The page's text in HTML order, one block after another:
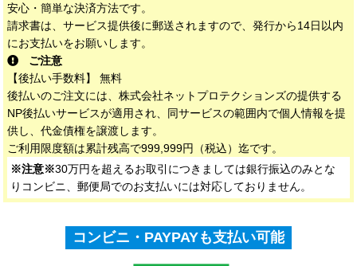
安心・簡単な決済方法です。
請求書は、サービス提供後に郵送されますので、発行から14日以内
にお支払いをお願いします。
ご注意
【後払い手数料】 無料
後払いのご注文には、株式会社ネットプロテクションズの提供する
NP後払いサービスが適用され、同サービスの範囲内で個人情報を提
供し、代金債権を譲渡します。
ご利用限度額は累計残高で999,999円（税込）迄です。
※注意※30万円を超えるお取引につきましては銀行振込のみとな
りコンビニ、郵便局でのお支払いには対応しておりません。
コンビニ・PAYPAYも支払い可能